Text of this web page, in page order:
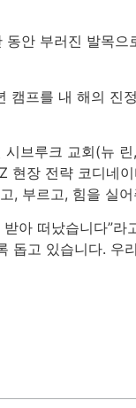
안 부러진 발목으
프를 내 해의 진
브루크 교회(뉴
현장 전략 코디네
, 부르고, 힘을 실
아 떠났습니다”라
돕고 있습니다. 우